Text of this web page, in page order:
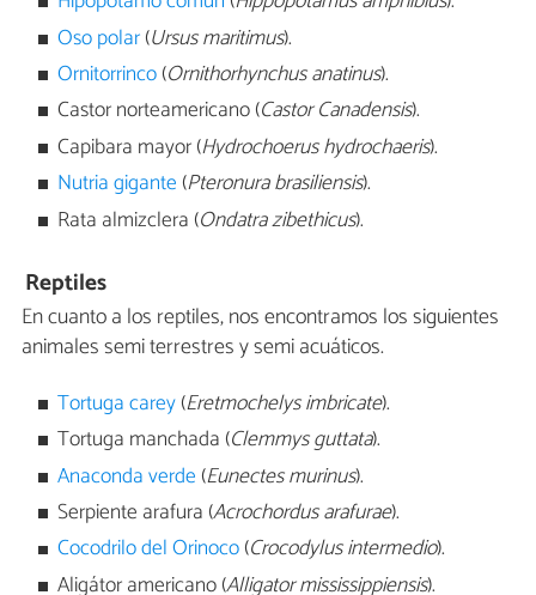
Oso polar(Ursus maritimus).
Ornitorrinco(Ornithorhynchus anatinus).
Castor norteamericano (Castor Canadensis).
Capibara mayor (Hydrochoerus hydrochaeris).
Nutria gigante (Pteronura brasiliensis).
Rata almizclera (Ondatra zibethicus).
Reptiles
En cuanto a los reptiles, nos encontramos los siguientes
animales semi terrestres y semi acuáticos.
Tortuga carey(Eretmochelys imbricate).
Tortuga manchada (Clemmys guttata).
Anaconda verde (Eunectes murinus).
Serpiente arafura (Acrochordus arafurae).
Cocodrilo del Orinoco(Crocodylus intermedio).
Aligátor americano (Alligator mississippiensis).